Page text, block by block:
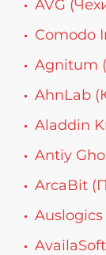
AVG
Comodo
Agnitum
AhnLab
Aladdin
Antiy
ArcaBit